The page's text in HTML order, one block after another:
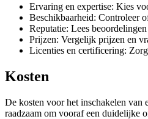
Ervaring en expertise: Kies
Beschikbaarheid: Controleer
Reputatie: Lees
Prijzen: Vergelijk prijzen en
Licenties en certificering:
Kosten
De kosten voor het inschakelen van
raadzaam om vooraf een duidelijke